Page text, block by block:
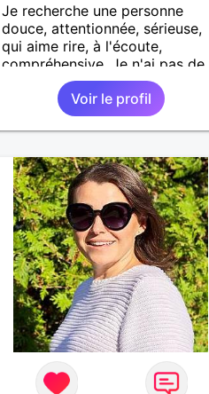
Je recherche une personne
douce, attentionnée, sérieuse,
qui aime rire, à l'écoute,
compréhensive. Je n'ai pas de
préférence physique
particulière, ni de moyenne
d'age, tout est question de
feeling.
Voir le profil